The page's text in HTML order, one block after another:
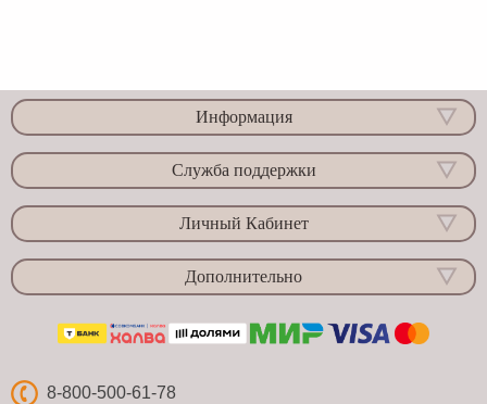
Информация
Служба поддержки
Личный Кабинет
Дополнительно
8-800-500-61-78